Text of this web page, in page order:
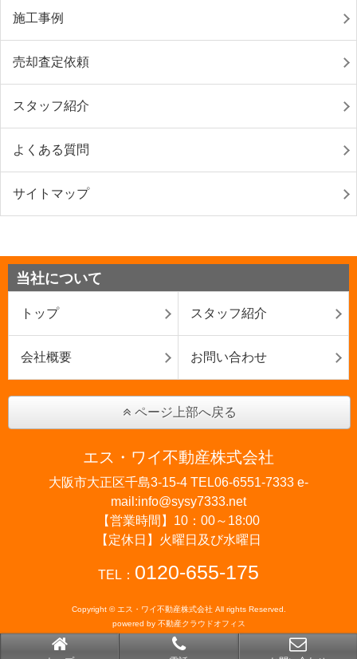
施工事例
売却査定依頼
スタッフ紹介
よくある質問
サイトマップ
当社について
トップ スタッフ紹介
会社概要 お問い合わせ
ページ上部へ戻る
エス・ワイ不動産株式会社
大阪市大正区千島3-15-4 TEL06-6551-7333 e-
mail:info@sysy7333.net
【営業時間】10：00～18:00
【定休日】火曜日及び水曜日
TEL： 0120-655-175
Copyright © エス・ワイ不動産株式会社 All rights Reserved.
powered by 不動産クラウドオフィス